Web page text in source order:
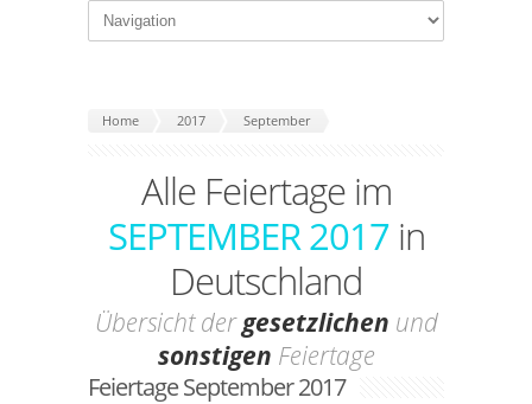
Home 2017 September
Alle Feiertage im
SEPTEMBER 2017in
Deutschland
Übersicht dergesetzlichen und
sonstigen Feiertage
Feiertage September 2017